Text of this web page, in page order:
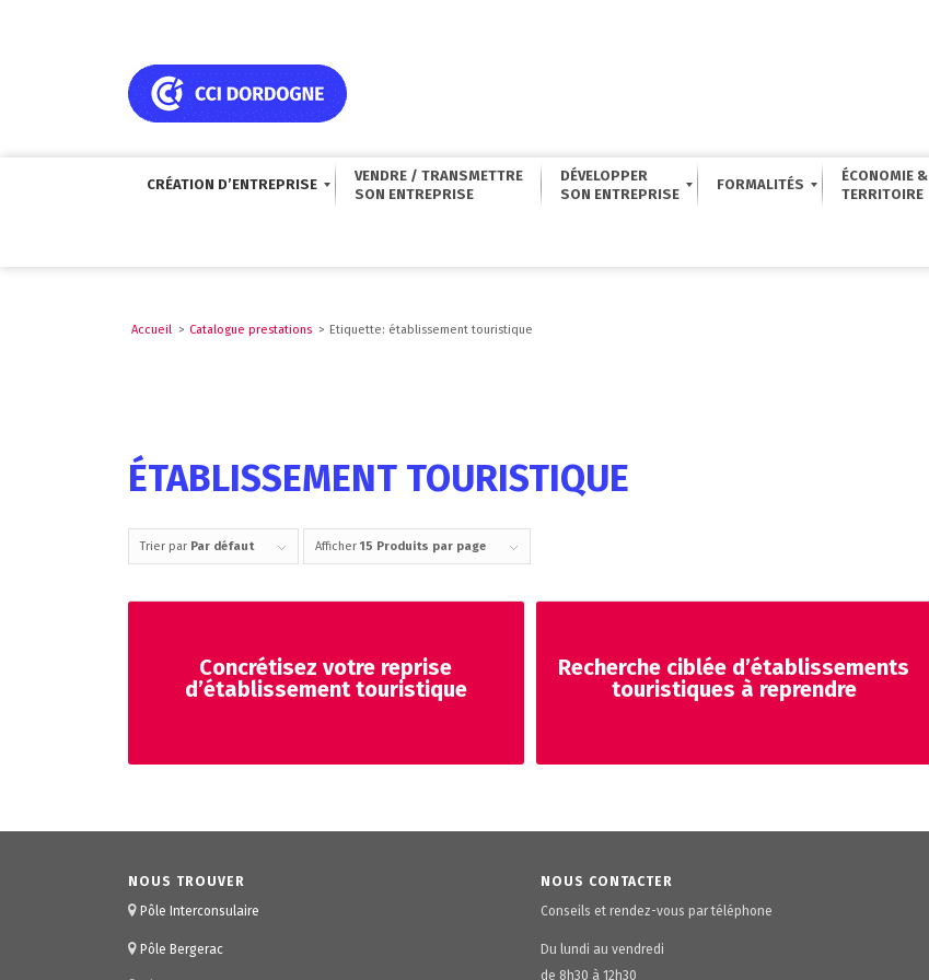
CRÉATION D’ENTREPRISE
VENDRE / TRANSMETTRE
DÉVELOPPER
FORMALITÉS
ÉCONOMIE &
Accueil > Catalogue prestations > Etiquette: établissement touristique
ÉTABLISSEMENT TOURISTIQUE
Trier par Par défaut Afficher 15 Produits par page
Concrétisez votre reprise
d’établissement touristique
Recherche ciblée d’établissements
touristiques à reprendre
NOUS TROUVER
Pôle Interconsulaire
Pôle Bergerac
NOUS CONTACTER
Conseils et rendez-vous par téléphone
Du lundi au vendredi
de 8h30 à 12h30